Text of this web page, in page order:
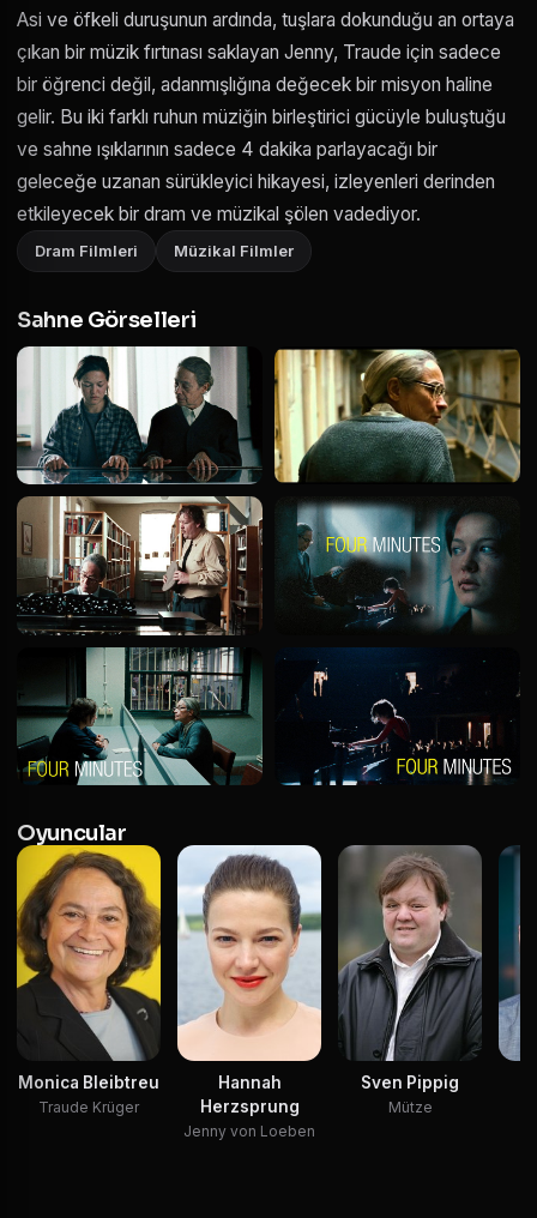
Asi ve öfkeli duruşunun ardında, tuşlara dokunduğu an ortaya
çıkan bir müzik fırtınası saklayan Jenny, Traude için sadece
bir öğrenci değil, adanmışlığına değecek bir misyon haline
gelir. Bu iki farklı ruhun müziğin birleştirici gücüyle buluştuğu
ve sahne ışıklarının sadece 4 dakika parlayacağı bir
geleceğe uzanan sürükleyici hikayesi, izleyenleri derinden
etkileyecek bir dram ve müzikal şölen vadediyor.
Dram Filmleri Müzikal Filmler
Sahne Görselleri
Oyuncular
Monica Bleibtreu
Traude Krüger
Hannah
Herzsprung
Jenny von Loeben
Sven Pippig
Mütze